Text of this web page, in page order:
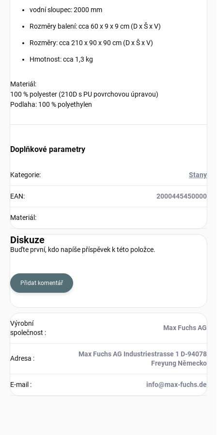
vodní sloupec: 2000 mm
Rozměry balení: cca 60 x 9 x 9 cm (D x Š x V)
Rozměry: cca 210 x 90 x 90 cm (D x Š x V)
Hmotnost: cca 1,3 kg
Materiál:
100 % polyester (210D s PU povrchovou úpravou)
Podlaha: 100 % polyethylen
Doplňkové parametry
Kategorie: Stany
EAN: 2000445450000
Materiál :
Diskuze
Buďte první, kdo napíše příspěvek k této položce.
Přidat komentář
Výrobní
společnost :
Max Fuchs AG
Adresa :
Max Fuchs AG Industriestrasse 1 D-94078
Freyung Německo
E-mail : info@max-fuchs.de